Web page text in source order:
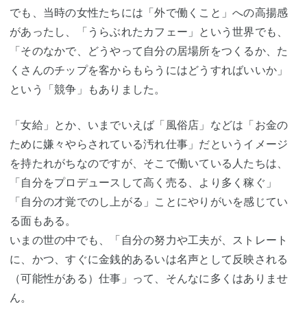
でも、当時の女性たちには「外で働くこと」への高揚感
があったし、「うらぶれたカフェー」という世界でも、
「そのなかで、どうやって自分の居場所をつくるか、た
くさんのチップを客からもらうにはどうすればいいか」
という「競争」もありました。
「女給」とか、いまでいえば「風俗店」などは「お金の
ために嫌々やらされている汚れ仕事」だというイメージ
を持たれがちなのですが、そこで働いている人たちは、
「自分をプロデュースして高く売る、より多く稼ぐ」
「自分の才覚でのし上がる」ことにやりがいを感じてい
る面もある。
いまの世の中でも、「自分の努力や工夫が、ストレート
に、かつ、すぐに金銭的あるいは名声として反映される
（可能性がある）仕事」って、そんなに多くはありませ
ん。